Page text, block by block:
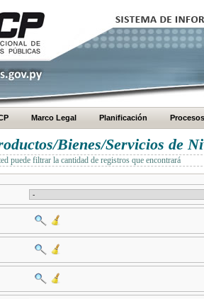
Marco Legal Planificación Procesos
Bienes/Servicios de
puede filtrar la cantidad de registros que encontrará